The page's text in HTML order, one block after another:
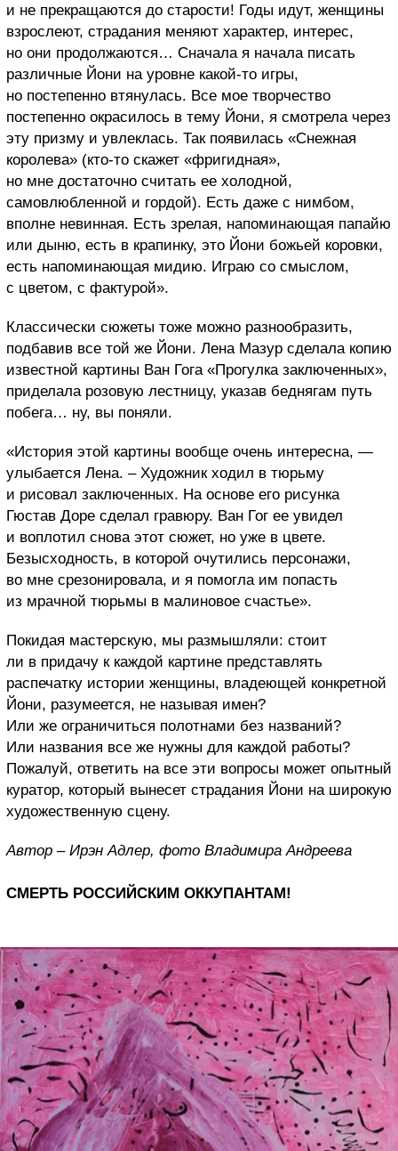
и не прекращаются до старости! Годы идут, женщины
взрослеют, страдания меняют характер, интерес,
но они продолжаются… Сначала я начала писать
различные Йони на уровне какой-то игры,
но постепенно втянулась. Все мое творчество
постепенно окрасилось в тему Йони, я смотрела через
эту призму и увлеклась. Так появилась «Снежная
королева» (кто-то скажет «фригидная»,
но мне достаточно считать ее холодной,
самовлюбленной и гордой). Есть даже с нимбом,
вполне невинная. Есть зрелая, напоминающая папайю
или дыню, есть в крапинку, это Йони божьей коровки,
есть напоминающая мидию. Играю со смыслом,
с цветом, с фактурой».
Классически сюжеты тоже можно разнообразить,
подбавив все той же Йони. Лена Мазур сделала копию
известной картины Ван Гога «Прогулка заключенных»,
приделала розовую лестницу, указав беднягам путь
побега… ну, вы поняли.
«История этой картины вообще очень интересна, —
улыбается Лена. – Художник ходил в тюрьму
и рисовал заключенных. На основе его рисунка
Гюстав Доре сделал гравюру. Ван Гог ее увидел
и воплотил снова этот сюжет, но уже в цвете.
Безысходность, в которой очутились персонажи,
во мне срезонировала, и я помогла им попасть
из мрачной тюрьмы в малиновое счастье».
Покидая мастерскую, мы размышляли: стоит
ли в придачу к каждой картине представлять
распечатку истории женщины, владеющей конкретной
Йони, разумеется, не называя имен?
Или же ограничиться полотнами без названий?
Или названия все же нужны для каждой работы?
Пожалуй, ответить на все эти вопросы может опытный
куратор, который вынесет страдания Йони на широкую
художественную сцену.
Автор – Ирэн Адлер, фото Владимира Андреева
СМЕРТЬ РОССИЙСКИМ ОККУПАНТАМ!